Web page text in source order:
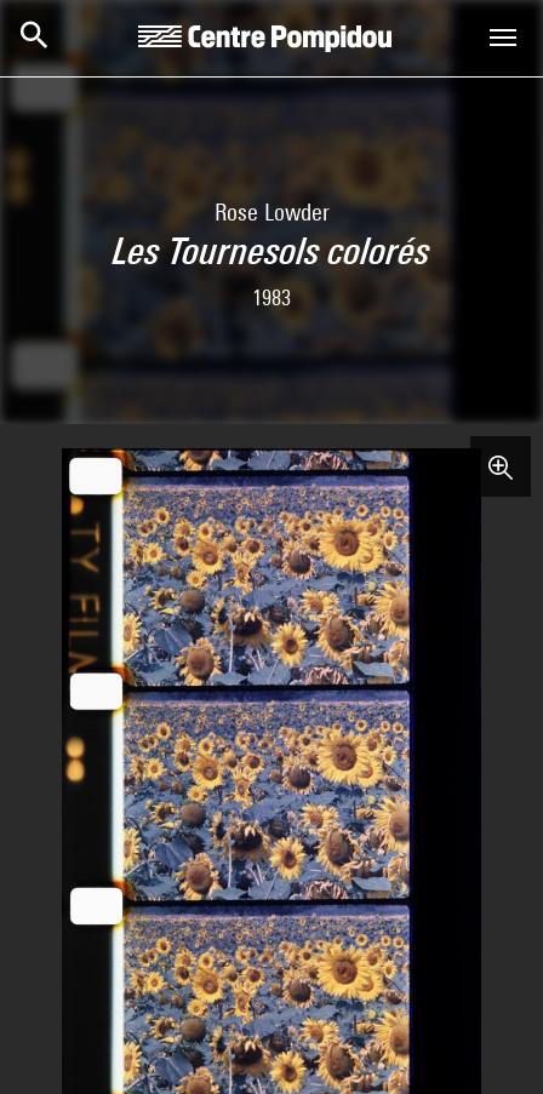
Centre Pompidou
Rose Lowder
Les Tournesols colorés
1983